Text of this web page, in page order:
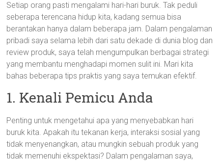
Setiap orang pasti mengalami hari-hari buruk. Tak peduli
seberapa terencana hidup kita, kadang semua bisa
berantakan hanya dalam beberapa jam. Dalam pengalaman
pribadi saya selama lebih dari satu dekade di dunia blog dan
review produk, saya telah mengumpulkan berbagai strategi
yang membantu menghadapi momen sulit ini. Mari kita
bahas beberapa tips praktis yang saya temukan efektif.
1. Kenali Pemicu Anda
Penting untuk mengetahui apa yang menyebabkan hari
buruk kita. Apakah itu tekanan kerja, interaksi sosial yang
tidak menyenangkan, atau mungkin sebuah produk yang
tidak memenuhi ekspektasi? Dalam pengalaman saya,